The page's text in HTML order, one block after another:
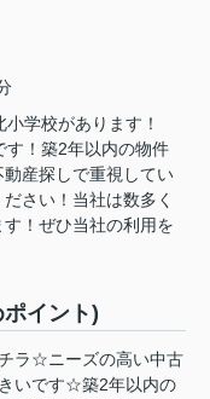
学校があります！
す！築2年以内の物件
産探しで重視してい
さい！当社は数多く
！ぜひ当社の利用を
イント)
ラ☆ニーズの高い中古
いです☆築2年以内の